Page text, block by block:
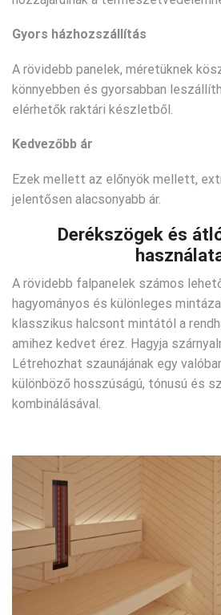
Gyors házhozszállítás
A rövidebb panelek, méretüknek
könnyebben és gyorsabban
elérhetők raktári készletből.
Kedvezőbb ár
Ezek mellett az előnyök mellett,
jelentősen alacsonyabb ár.
Derékszögek és
A rövidebb falpanelek számos
hagyományos és különleges
klasszikus halcsont mintától a
amihez kedvet érez. Hagyja
Létrehozhat szaunájának egy
különböző hosszúságú, tónusú és
kombinálásával.